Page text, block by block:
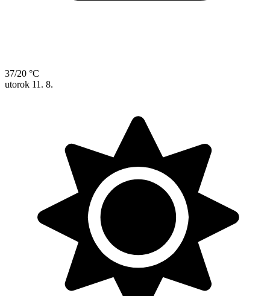
37/20 °C
utorok 11. 8.